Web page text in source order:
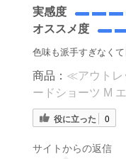
実感度
オススメ度
色味も派手すぎなく
商品： ≪アウトレ
ードショーツ M
役に立った 0
サイトからの返信